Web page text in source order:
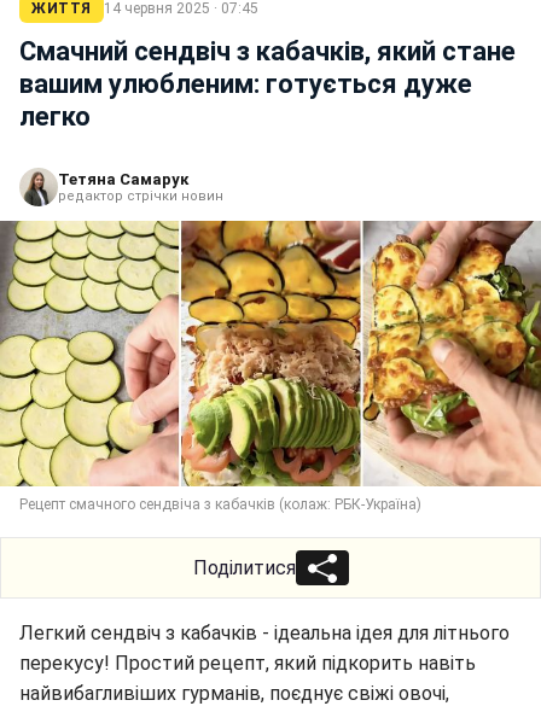
ЖИТТЯ 14 червня 2025 · 07:45
Смачний сендвіч з кабачків, який стане
вашим улюбленим: готується дуже
легко
Тетяна Самарук
редактор стрічки новин
Рецепт смачного сендвіча з кабачків (колаж: РБК-Україна)
Поділитися
Легкий сендвіч з кабачків - ідеальна ідея для літнього
перекусу! Простий рецепт, який підкорить навіть
найвибагливіших гурманів, поєднує свіжі овочі,